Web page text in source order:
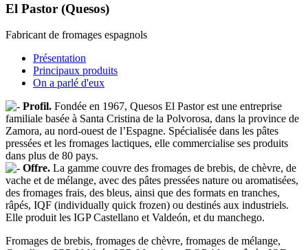
El Pastor (Quesos)
Fabricant de fromages espagnols
Présentation
Principaux produits
On a parlé d'eux
Profil. Fondée en 1967, Quesos El Pastor est une entreprise
familiale basée à Santa Cristina de la Polvorosa, dans la province de
Zamora, au nord-ouest de l’Espagne. Spécialisée dans les pâtes
pressées et les fromages lactiques, elle commercialise ses produits
dans plus de 80 pays.
Offre. La gamme couvre des fromages de brebis, de chèvre, de
vache et de mélange, avec des pâtes pressées nature ou aromatisées,
des fromages frais, des bleus, ainsi que des formats en tranches,
râpés, IQF (individually quick frozen) ou destinés aux industriels.
Elle produit les IGP Castellano et Valdeón, et du manchego.
Fromages de brebis, fromages de chèvre, fromages de mélange,